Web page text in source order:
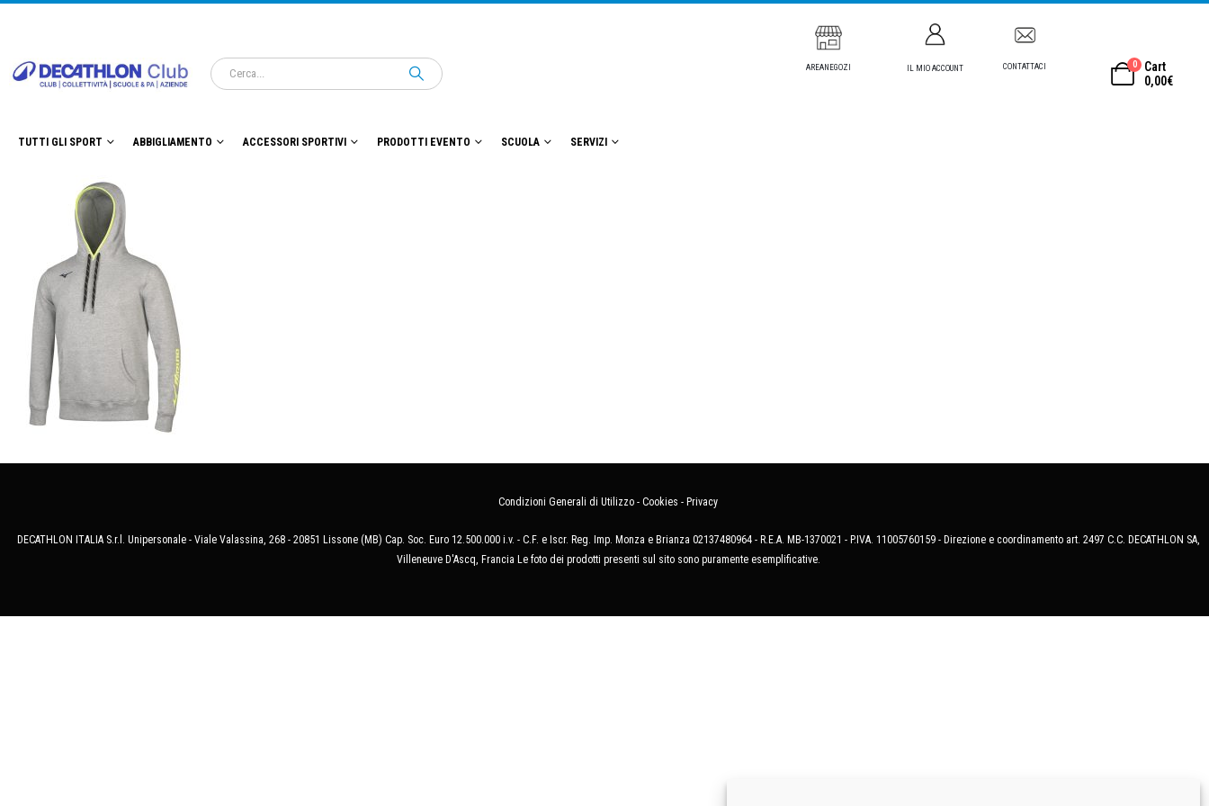
AREANEGOZI IL MIO ACCOUNT CONTATTACI 0
Cart
0,00€
TUTTI GLI SPORT ABBIGLIAMENTO ACCESSORI SPORTIVI PRODOTTI EVENTO SCUOLA SERVIZI
Condizioni Generali di Utilizzo - Cookies - Privacy
DECATHLON ITALIA S.r.l. Unipersonale - Viale Valassina, 268 - 20851 Lissone (MB) Cap. Soc. Euro 12.500.000 i.v. - C.F. e Iscr. Reg. Imp. Monza e Brianza 02137480964 - R.E.A. MB-1370021 - P.IVA. 11005760159 - Direzione e coordinamento art. 2497 C.C. DECATHLON SA,
Villeneuve D'Ascq, Francia Le foto dei prodotti presenti sul sito sono puramente esemplificative.